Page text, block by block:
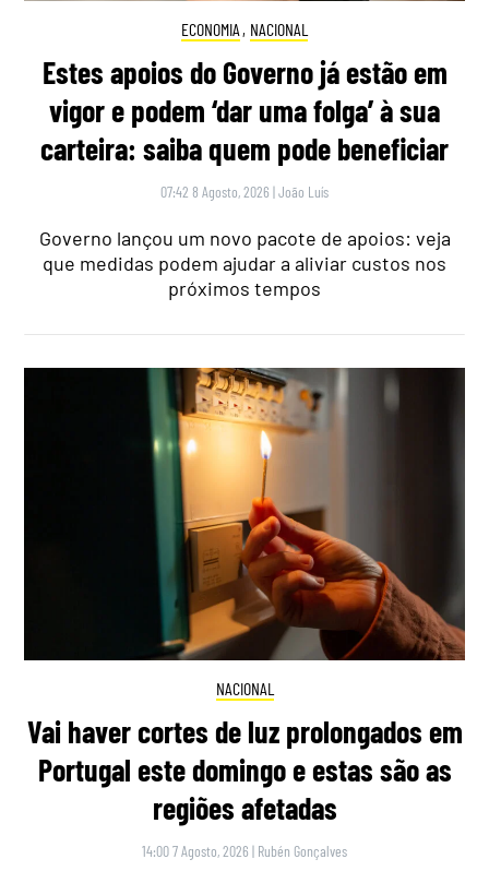
ECONOMIA , NACIONAL
Estes apoios do Governo já estão em
vigor e podem ‘dar uma folga’ à sua
carteira: saiba quem pode beneficiar
07:42 8 Agosto, 2026 |João Luís
Governo lançou um novo pacote de apoios: veja
que medidas podem ajudar a aliviar custos nos
próximos tempos
NACIONAL
Vai haver cortes de luz prolongados em
Portugal este domingo e estas são as
regiões afetadas
14:00 7 Agosto, 2026 | Rubén Gonçalves